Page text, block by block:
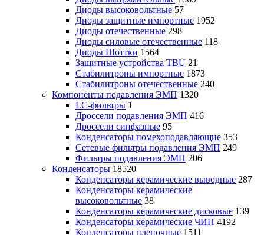
Диоды высоковольтные 57
Диоды защитные импортные 1952
Диоды отечественные 298
Диоды силовые отечественные 118
Диоды Шоттки 1564
Защитные устройства TBU 21
Стабилитроны импортные 1873
Стабилитроны отечественные 240
Компоненты подавления ЭМП 1320
LC-фильтры 1
Дроссели подавления ЭМП 416
Дроссели синфазные 95
Конденсаторы помехоподавляющие 353
Сетевые фильтры подавления ЭМП 249
Фильтры подавления ЭМП 206
Конденсаторы 18520
Конденсаторы керамические выводные 287
Конденсаторы керамические
высоковольтные 38
Конденсаторы керамические дисковые 139
Конденсаторы керамические ЧИП 4192
Конденсаторы пленочные 1511